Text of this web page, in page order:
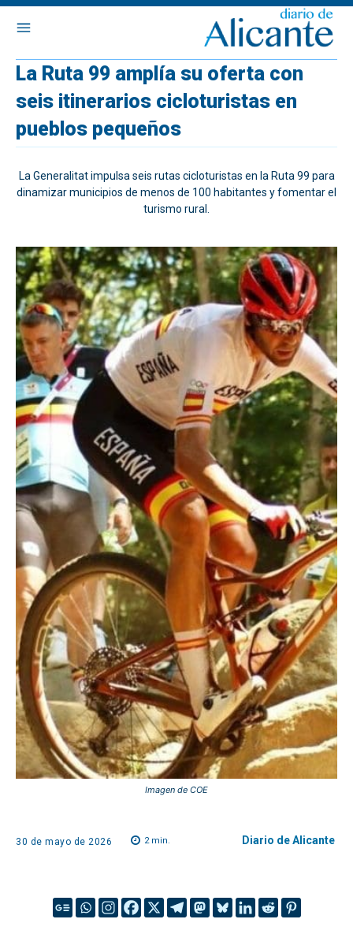
La Ruta 99 amplía su oferta con
seis itinerarios cicloturistas en
pueblos pequeños
La Generalitat impulsa seis rutas cicloturistas en la Ruta 99 para
dinamizar municipios de menos de 100 habitantes y fomentar el
turismo rural.
Imagen de COE
30 de mayo de 2026 2min. Diario de Alicante